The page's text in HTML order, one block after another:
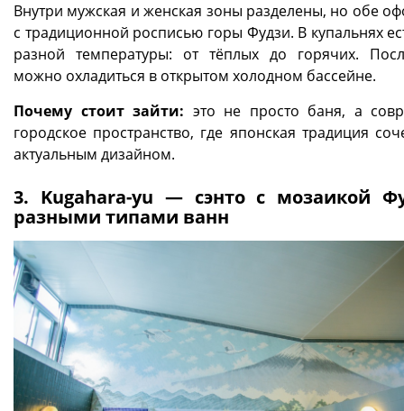
Внутри мужская и женская зоны разделены, но обе
с традиционной росписью горы Фудзи. В купальнях
разной температуры: от тёплых до горячих.
можно охладиться в открытом холодном бассейне.
Почему стоит зайти: это не просто баня, а
городское пространство, где японская традиция
актуальным дизайном.
3. Kugahara-yu — сэнто с мозаикой
разными типами ванн